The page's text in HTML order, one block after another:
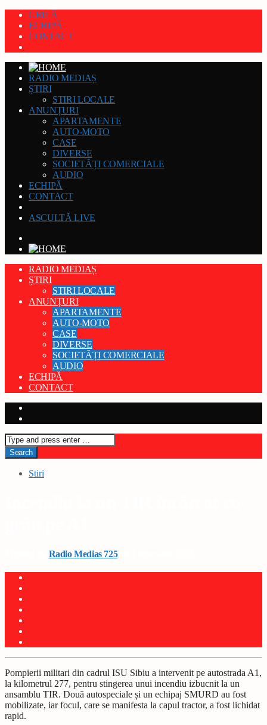
GRILĂ
ECHIPĂ
CONTACT
RADIO MEDIAȘ
ȘTIRI
STIRI LOCALE
ANUNȚURI
APARTAMENTE
AUTO-MOTO
CASE
DIVERSE
SOCIETĂȚI COMERCIALE
AUDIO
ECHIPĂ
CONTACT
ASCULTĂ LIVE
RADIO MEDIAȘ
ȘTIRI
STIRI LOCALE
ANUNȚURI
APARTAMENTE
AUTO-MOTO
CASE
DIVERSE
SOCIETĂȚI COMERCIALE
AUDIO
ECHIPĂ
CONTACT
Stiri
Radio Medias 725on 2 februarie 2026
Pompierii militari din cadrul ISU Sibiu a intervenit pe autostrada A1,
la kilometrul 277, pentru stingerea unui incendiu izbucnit la un
ansamblu TIR. Două autospeciale și un echipaj SMURD au fost
mobilizate, iar focul, care se manifesta la capul tractor, a fost lichidat
rapid.